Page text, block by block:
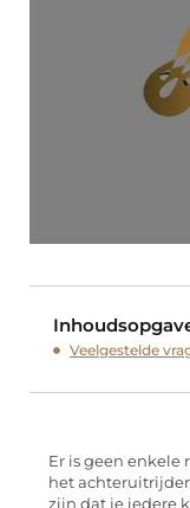
Veelgestelde
Er is geen enkele
het
zijn dat je iedere